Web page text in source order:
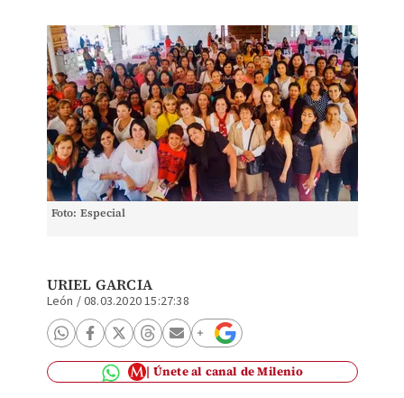
Foto: Especial
URIEL GARCIA
León /08.03.2020 15:27:38
Únete al canal de Milenio